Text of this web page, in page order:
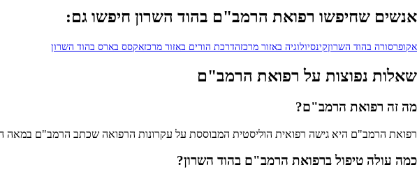
אנשים שחיפשו רפואת הרמב"ם בהוד השרון חיפשו גם:
אקופרסורה בהוד השרוןקינסיולוגיה באזור מרכזהדרכת הורים באזור מרכזאקסס בארס בהוד השרון
שאלות נפוצות על רפואת הרמב"ם
מה זה רפואת הרמב"ם?
רפואת הרמב"ם היא גישה רפואית הוליסטית המבוססת על עקרונות הרפואה שכתב הרמב"ם במאה ה-12. הגישה משלבת חכמה עתיקה עם ידע מודרני, ומתמקדת במניעה, איזון אורח חיים, תזונה נכונה והרמוניה בין גוף
כמה עולה טיפול ברפואת הרמב"ם בהוד השרון?